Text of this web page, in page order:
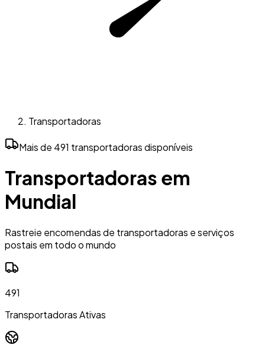
Transportadoras
Mais de 491 transportadoras disponíveis
Transportadoras em
Mundial
Rastreie encomendas de transportadoras e serviços
postais em todo o mundo
491
Transportadoras Ativas